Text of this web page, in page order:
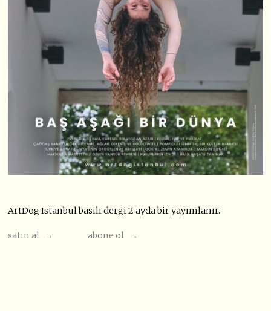
ArtDog Istanbul basılı dergi 2 ayda bir yayımlanır.
satın al → abone ol →